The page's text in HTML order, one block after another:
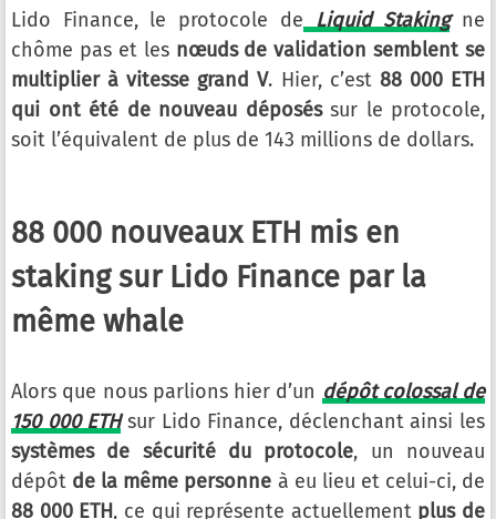
Lido Finance, le protocole de Liquid Stakingne
chôme pas et les nœuds de validation semblent se
multiplier à vitesse grand V. Hier, c’est 88 000 ETH
qui ont été de nouveau déposéssur le protocole,
soit l’équivalent de plus de 143 millions de dollars.
88 000 nouveaux ETH mis en
staking sur Lido Finance par la
même whale
Alors que nous parlions hier d’un dépôt colossal de
150 000 ETHsur Lido Finance, déclenchant ainsi les
systèmes de sécurité du protocole, un nouveau
dépôt de la même personne à eu lieu et celui-ci, de
88 000 ETH, ce qui représente actuellement plus de